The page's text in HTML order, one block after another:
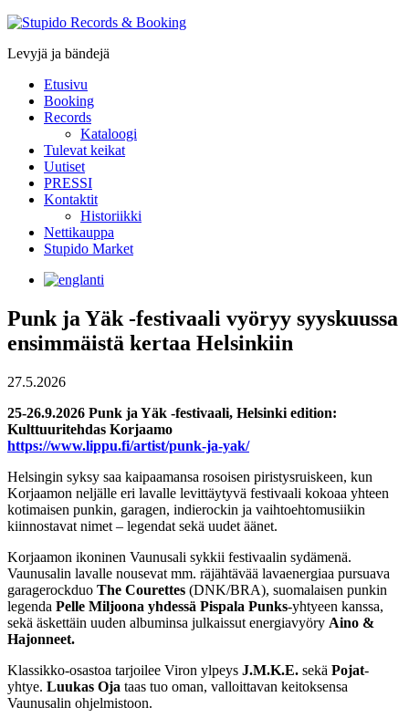
Stupido
&
Levyjä ja bändejä
Etusivu
Booking
Records
Kataloogi
Tulevat keikat
Uutiset
PRESSI
Kontaktit
Historiikki
Nettikauppa
Stupido Market
Punk ja Yäk -festivaali vyöryy syyskuussa
ensimmäistä kertaa Helsinkiin
27.5.2026
25-26.9.2026 Punk ja Yäk -festivaali, Helsinki edition:
Kulttuuritehdas Korjaamo
https://www.lippu.fi/artist/punk-ja-yak/
Helsingin syksy saa kaipaamansa rosoisen piristysruiskeen, kun
Korjaamon neljälle eri lavalle levittäytyvä festivaali kokoaa yhteen
kotimaisen punkin, garagen, indierockin ja vaihtoehtomusiikin
kiinnostavat nimet – legendat sekä uudet äänet.
Korjaamon ikoninen Vaunusali sykkii festivaalin sydämenä.
Vaunusalin lavalle nousevat mm. räjähtävää lavaenergiaa pursuava
garagerockduo The Courettes (DNK/BRA), suomalaisen punkin
legenda Pelle Miljoona yhdessä Pispala Punks-yhtyeen kanssa,
sekä äskettäin uuden albuminsa julkaissut energiavyöry Aino &
Hajonneet.
Klassikko-osastoa tarjoilee Viron ylpeys J.M.K.E. sekä Pojat-
yhtye. Luukas Oja taas tuo oman, valloittavan keitoksensa
Vaunusalin ohjelmistoon.